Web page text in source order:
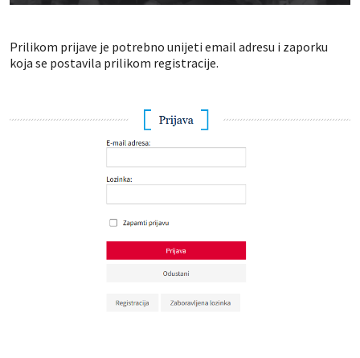
Prilikom prijave je potrebno unijeti email adresu i zaporku
koja se postavila prilikom registracije.